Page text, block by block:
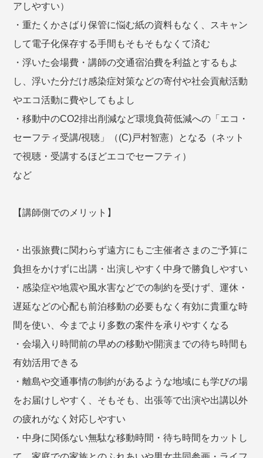
アしやすい）
・重たくかさばり保管に悩む紙の資料もなく、スキャン
して電子化保存する手間もそもそもなくて済む
・浮いた会場費・講師の交通宿泊費を利益とするもよ
し、浮いた分だけ感染症対策などの寄付や社会貢献活動
やエコ活動に費やしてもよし
・移動中のCO2排出削減など環境負荷低減への「エコ・
セーフティ受講/視聴」（(C)戸村智憲）となる（ネット
で視聴・受講するほどエコでセーフティ）
など
【講師側でのメリット】
・出張旅費に関わらず遠方にもご主催者さまのご予算に
負担をかけずに出講・出演しやすく中身で勝負しやすい
・感染症や地震や風水害などでの制約を受けず、運休・
遅延などの心配も前泊移動の必要もなく有効に貴重な時
間を使い、今までより多数の案件を承りやすくなる
・会場入り時間前の早めの移動や開演までの待ち時間も
有効活用できる
・離島や交通事情の制約があるような地域にも学びの場
をお届けしやすく、そもそも、出張等で出演や出講以外
の疲れがなく対応しやすい
・中身に関係ない無駄な移動時間・待ち時間をカットし